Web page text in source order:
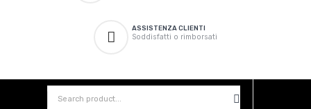
ASSISTENZA CLIENTI
Soddisfatti o rimborsati